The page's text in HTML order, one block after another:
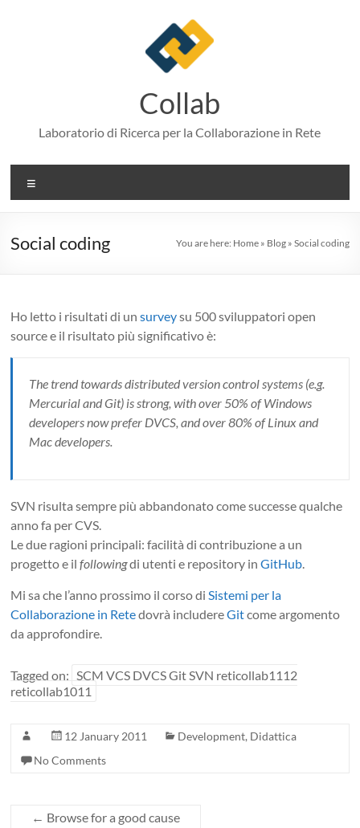
Collab
Laboratorio di Ricerca per la Collaborazione in Rete
Social coding You are here: Home» Blog» Social coding
Ho letto i risultati di unsurveysu 500 sviluppatori open
source e il risultato più significativo è:
The trend towards distributed version control systems (e.g.
Mercurial and Git) is strong, with over 50% of Windows
developers now prefer DVCS, and over 80% of Linux and
Mac developers.
SVN risulta sempre più abbandonato come successe qualche
anno fa per CVS.
Le due ragioni principali: facilità di contribuzione a un
progetto e ilfollowingdi utenti e repository inGitHub.
Mi sa che l’anno prossimo il corso diSistemi per la
Collaborazione in Retedovrà includereGitcome argomento
da approfondire.
Tagged on: SCM VCS DVCS Git SVN reticollab1112
reticollab1011
12 January 2011 Development, Didattica
No Comments
← Browse for a good cause